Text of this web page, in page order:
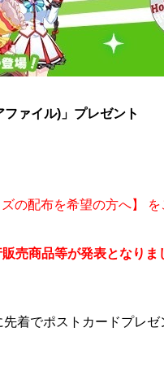
ァイル)」プレゼント
の配布を希望の方へ】 を
売商品等が発表となりま
着でポストカードプレ